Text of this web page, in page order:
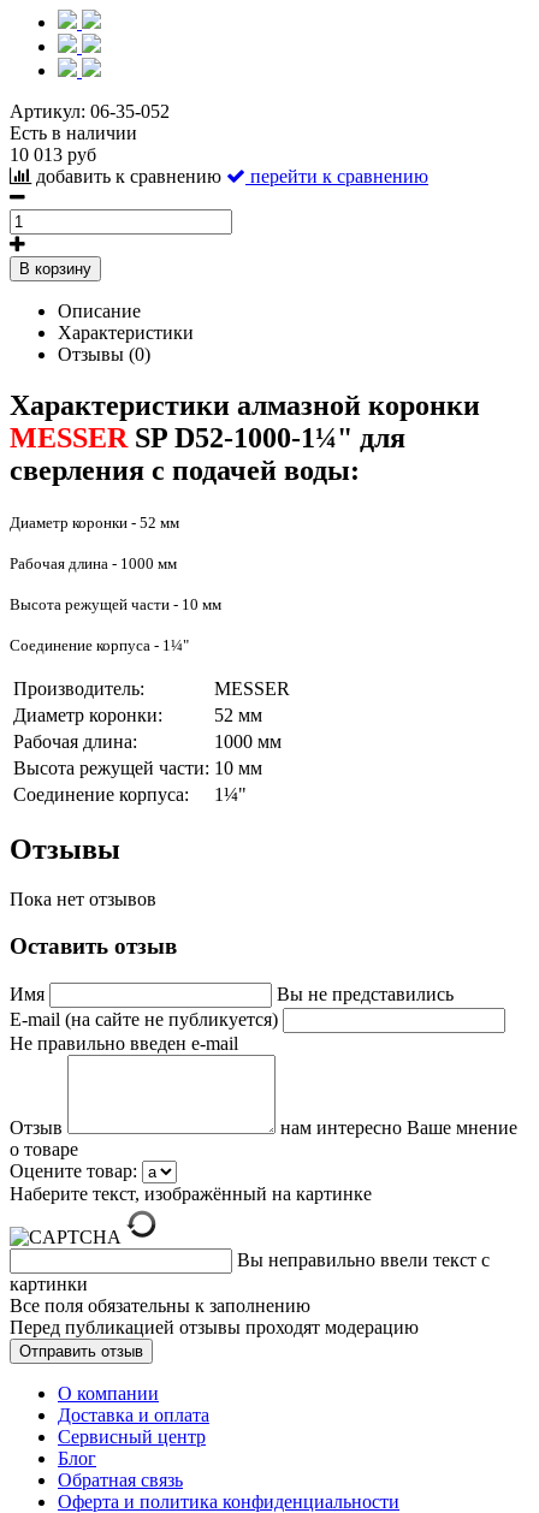
Артикул: 06-35-052
Есть в наличии
10 013 руб
добавить к сравнению
перейти к сравнению
В корзину
Описание
Характеристики
Отзывы (0)
Характеристики алмазной коронки
MESSER SP D52-1000-1¼" для
сверления с подачей воды:
Диаметр коронки - 52 мм
Рабочая длина - 1000 мм
Высота режущей части - 10 мм
Соединение корпуса - 1¼"
Производитель:
MESSER
Диаметр коронки:
52 мм
Рабочая длина:
1000 мм
Высота режущей части: 10 мм
Соединение корпуса:
1¼"
Отзывы
Пока нет отзывов
Оставить отзыв
Имя
Вы не представились
E-mail (на сайте не публикуется)
Не правильно введен e-mail
Отзыв
нам интересно Ваше мнение
о товаре
Оцените товар:
Наберите текст, изображённый на картинке
Вы неправильно ввели текст с
картинки
Все поля обязательны к заполнению
Перед публикацией отзывы проходят модерацию
О компании
Доставка и оплата
Сервисный центр
Блог
Обратная связь
Оферта и политика конфиденциальности